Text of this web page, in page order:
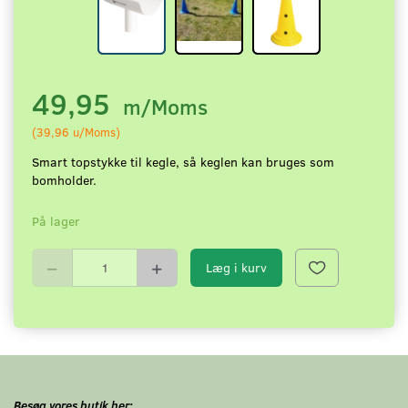
49,95 m/Moms
(39,96 u/Moms)
Smart topstykke til kegle, så keglen kan bruges som
bomholder.
På lager
Læg i kurv
Besøg vores butik her: